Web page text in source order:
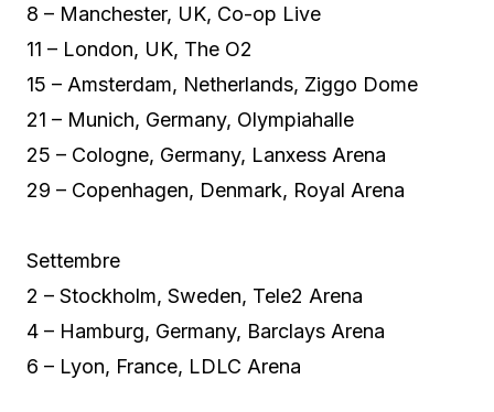
8 – Manchester, UK, Co-op Live
11 – London, UK, The O2
15 – Amsterdam, Netherlands, Ziggo Dome
21 – Munich, Germany, Olympiahalle
25 – Cologne, Germany, Lanxess Arena
29 – Copenhagen, Denmark, Royal Arena
Settembre
2 – Stockholm, Sweden, Tele2 Arena
4 – Hamburg, Germany, Barclays Arena
6 – Lyon, France, LDLC Arena